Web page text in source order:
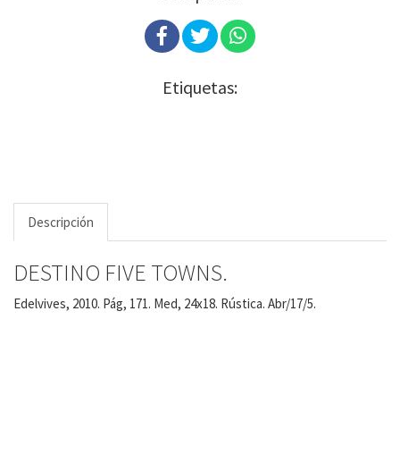
Etiquetas:
Descripción
DESTINO FIVE TOWNS.
Edelvives, 2010. Pág, 171. Med, 24x18. Rústica. Abr/17/5.